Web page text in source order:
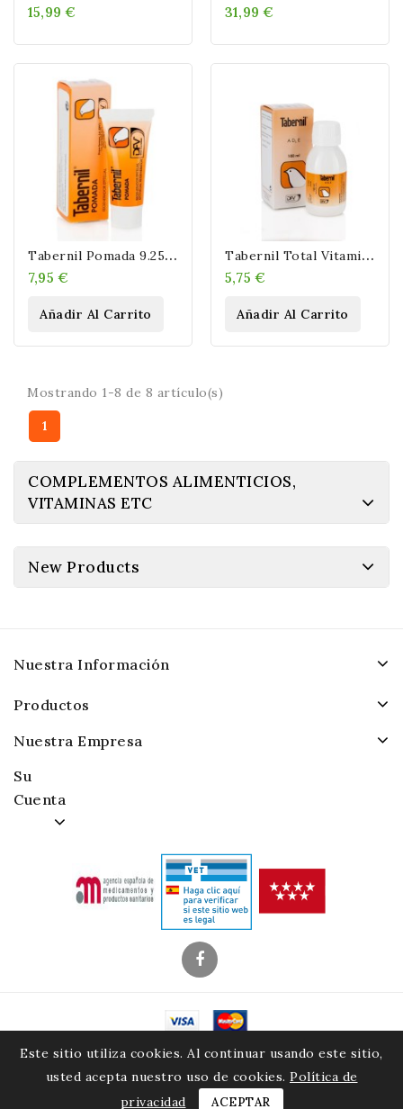
15,99 € 31,99 €
T
Abernil Pomada 9.25 Gr
7,95 €
Añadir Al Carrito
T
Abernil Total Vitaminas Gotas Para Pájaros 20 Ml
5,75 €
Añadir Al Carrito
Mostrando 1-8 de 8 artículo(s)
1
COMPLEMENTOS ALIMENTICIOS,
VITAMINAS ETC
New Products
Nuestra Información
Productos
Nuestra Empresa
Su
Cuenta
Este sitio utiliza cookies. Al continuar usando este sitio,
usted acepta nuestro uso de cookies. Política de
privacidad
ACEPTAR
© 2026 - Alamacenes Piensos Raposo. S.A.